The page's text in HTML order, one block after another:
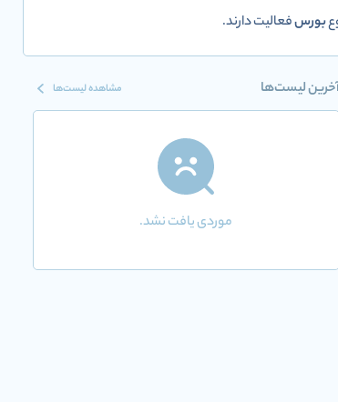
بورسفعالیت دارند.
لیست‌ها مشاهده لیست‌ها
موردی یافت نشد.